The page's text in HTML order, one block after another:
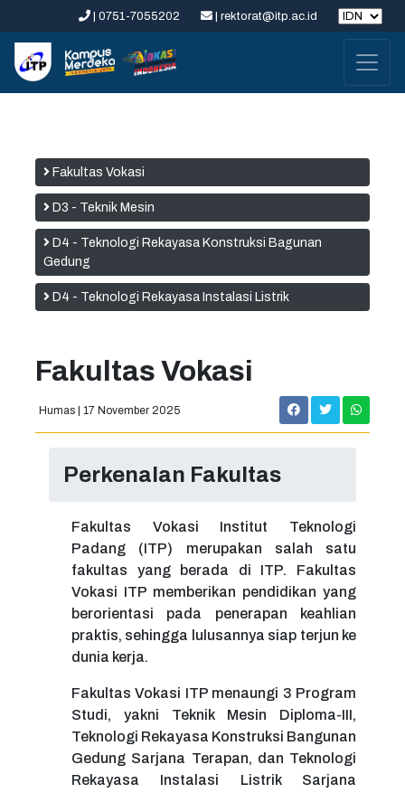
| 0751-7055202 | rektorat@itp.ac.id
Fakultas Vokasi
D3 - Teknik Mesin
D4 - Teknologi Rekayasa Konstruksi Bagunan
Gedung
D4 - Teknologi Rekayasa Instalasi Listrik
Fakultas Vokasi
Humas | 17 November 2025
Perkenalan Fakultas
Fakultas Vokasi Institut Teknologi
Padang (ITP) merupakan salah satu
fakultas yang berada di ITP. Fakultas
Vokasi ITP memberikan pendidikan yang
berorientasi pada penerapan keahlian
praktis, sehingga lulusannya siap terjun ke
dunia kerja.
Fakultas Vokasi ITP menaungi 3 Program
Studi, yakni Teknik Mesin Diploma-III,
Teknologi Rekayasa Konstruksi Bangunan
Gedung Sarjana Terapan, dan Teknologi
Rekayasa Instalasi Listrik Sarjana